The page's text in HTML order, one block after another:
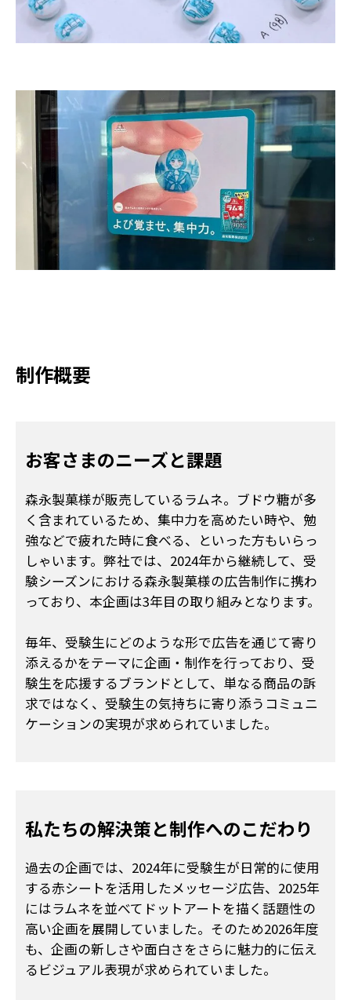
制作概要
お客さまのニーズと課題
森永製菓様が販売しているラムネ。ブドウ糖が多
く含まれているため、集中力を高めたい時や、勉
強などで疲れた時に食べる、といった方もいらっ
しゃいます。弊社では、2024年から継続して、受
験シーズンにおける森永製菓様の広告制作に携わ
っており、本企画は3年目の取り組みとなります。
毎年、受験生にどのような形で広告を通じて寄り
添えるかをテーマに企画・制作を行っており、受
験生を応援するブランドとして、単なる商品の訴
求ではなく、受験生の気持ちに寄り添うコミュニ
ケーションの実現が求められていました。
私たちの解決策と制作へのこだわり
過去の企画では、2024年に受験生が日常的に使用
する赤シートを活用したメッセージ広告、2025年
にはラムネを並べてドットアートを描く話題性の
高い企画を展開していました。そのため2026年度
も、企画の新しさや面白さをさらに魅力的に伝え
るビジュアル表現が求められていました。